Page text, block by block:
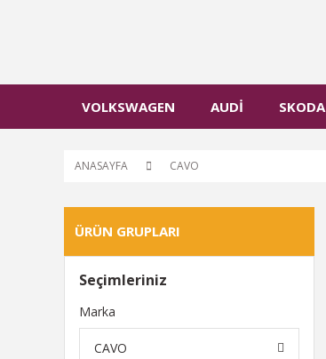
VOLKSWAGEN AUDİ SKODA
ANASAYFA CAVO
ÜRÜN GRUPLARI
Seçimleriniz
Marka
CAVO